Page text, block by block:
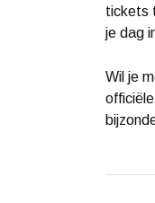
tickets
je dag
Wil je